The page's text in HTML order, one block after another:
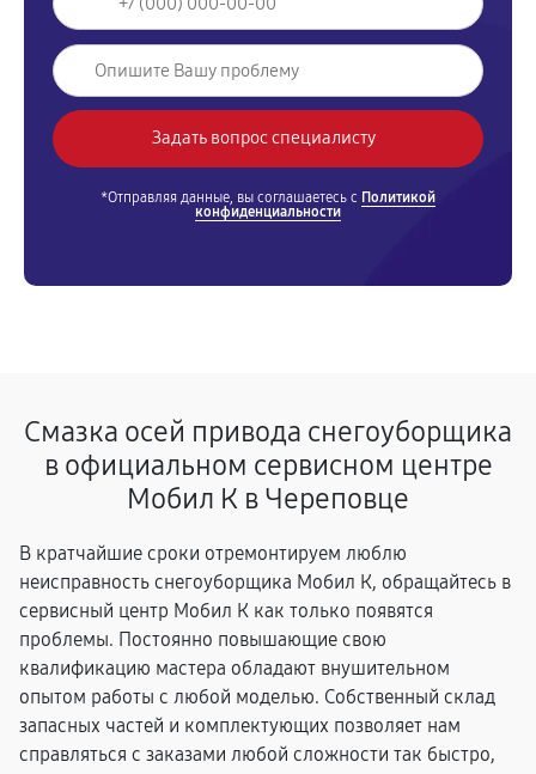
*Отправляя данные, вы соглашаетесь с Политикой
конфиденциальности
Смазка осей привода снегоуборщика
в официальном сервисном центре
Мобил К в Череповце
В кратчайшие сроки отремонтируем люблю
неисправность снегоуборщика Мобил К, обращайтесь в
сервисный центр Мобил К как только появятся
проблемы. Постоянно повышающие свою
квалификацию мастера обладают внушительном
опытом работы с любой моделью. Собственный склад
запасных частей и комплектующих позволяет нам
справляться с заказами любой сложности так быстро,